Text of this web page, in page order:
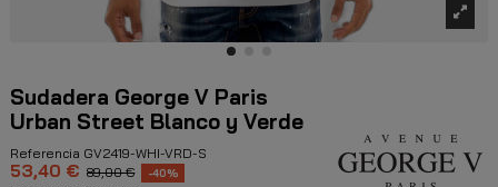
Sudadera George V Paris
Urban Street Blanco y Verde
Referencia GV2419-WHI-VRD-S
53,40 € 89,00 € -40%